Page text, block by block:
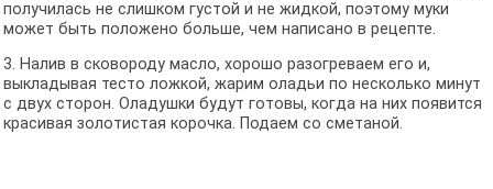
получилась не слишком густой и не жидкой, поэтому муки
может быть положено больше, чем написано в рецепте.
3. Налив в сковороду масло, хорошо разогреваем его и,
выкладывая тесто ложкой, жарим оладьи по несколько минут
с двух сторон. Оладушки будут готовы, когда на них появится
красивая золотистая корочка. Подаем со сметаной.